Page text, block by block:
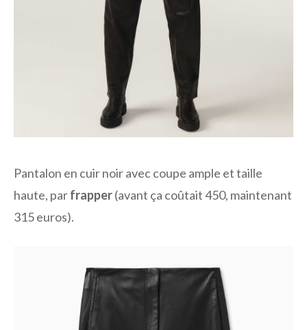
Pantalon en cuir noir avec coupe ample et taille
haute, parfrapper(avant ça coûtait 450, maintenant
315 euros).